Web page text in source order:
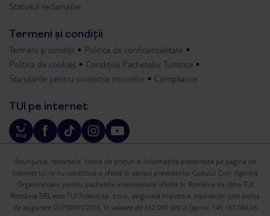
Statusul reclamației
Termeni și condiții
Termeni și condiții
Politica de confidențialitate
Politica de cookies
Condițiile Pachetelor Turistice
Standarde pentru protecția minorilor
Compliance
TUI pe internet
Anunțurile, reclamele, listele de prețuri și informațiile prezentate pe pagina de
internet tui.ro nu constituie o ofertă în sensul prevederilor Codului Civil. Agenția
Organizatoare pentru pachetele intermediate oferite în România de către TUI
România SRL este TUI Poland sp. z.o.o., asigurată împotriva insolvenței prin polița
de asigurare GU/00001/2026, în valoare de 612 000 000 zl (aprox. 145.157.064,05